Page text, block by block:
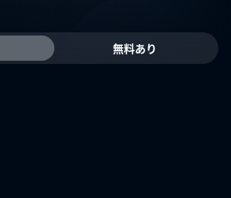
無料あり